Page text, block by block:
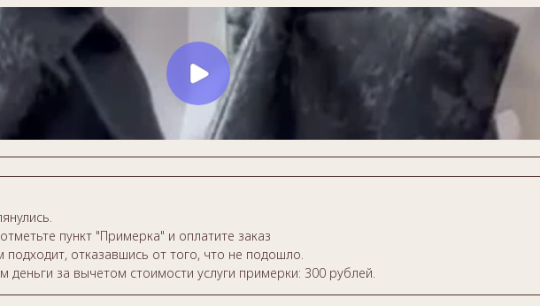
пункт "Примерка" и оплатите заказ
отказавшись от того, что не подошло.
за вычетом стоимости услуги примерки: 300 рублей.